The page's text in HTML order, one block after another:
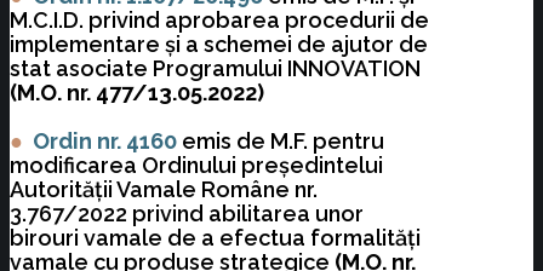
M.C.I.D. privind aprobarea procedurii de
implementare şi a schemei de ajutor de
stat asociate Programului INNOVATION
(M.O. nr. 477/13.05.2022)
● Ordin nr. 4160 emis de M.F. pentru
modificarea Ordinului preşedintelui
Autorităţii Vamale Române nr.
3.767/2022 privind abilitarea unor
birouri vamale de a efectua formalităţi
vamale cu produse strategice (M.O. nr.